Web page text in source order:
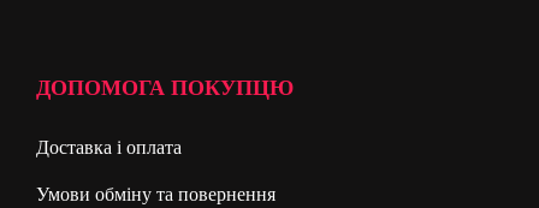
ДОПОМОГА ПОКУПЦЮ
Доставка і оплата
Умови обміну та повернення